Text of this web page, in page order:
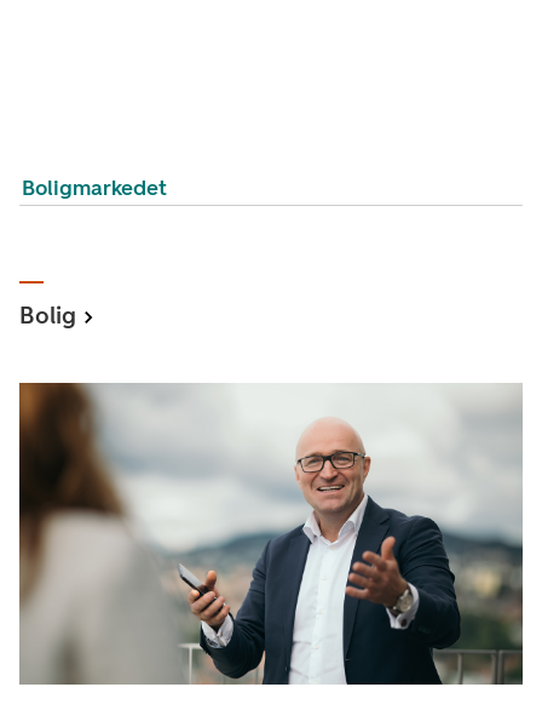
Boligmarkedet
Bolig